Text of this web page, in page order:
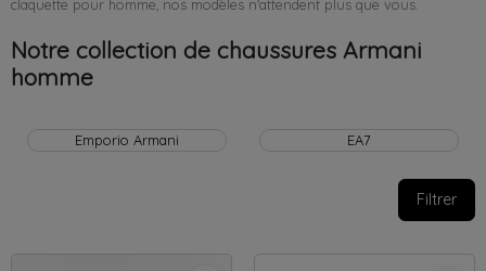
claquette pour homme, nos modèles n'attendent plus que vous.
Notre collection de chaussures Armani
homme
Emporio Armani EA7
Filtrer